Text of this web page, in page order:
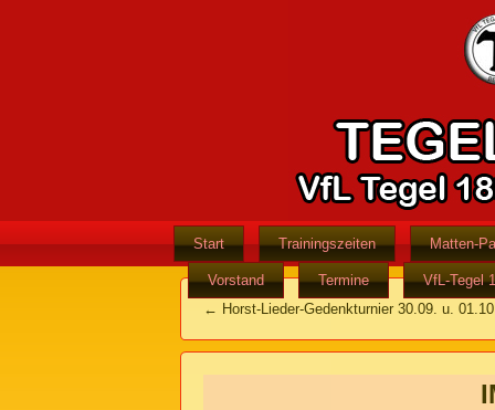
Start Trainingszeiten Matten-
Vorstand Termine
VfL-Tegel
← Horst-Lieder-Gedenkturnier 30.09. u.